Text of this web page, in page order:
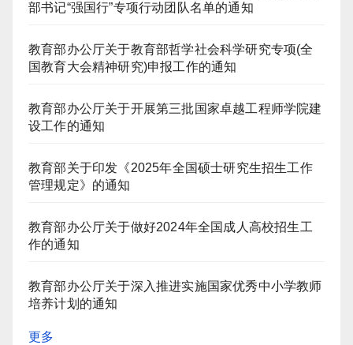
部书记“强国行”专项行动团队名单的通知
教育部办公厅关于教育部哲学社会科学研究专项(全
国教育大会精神研究)申报工作的通知
教育部办公厅关于开展第三批国家卓越工程师学院建
设工作的通知
教育部关于印发《2025年全国硕士研究生招生工作
管理规定》的通知
教育部办公厅关于做好2024年全国成人高校招生工
作的通知
教育部办公厅关于深入推进实施国家优秀中小学教师
培养计划的通知
更多